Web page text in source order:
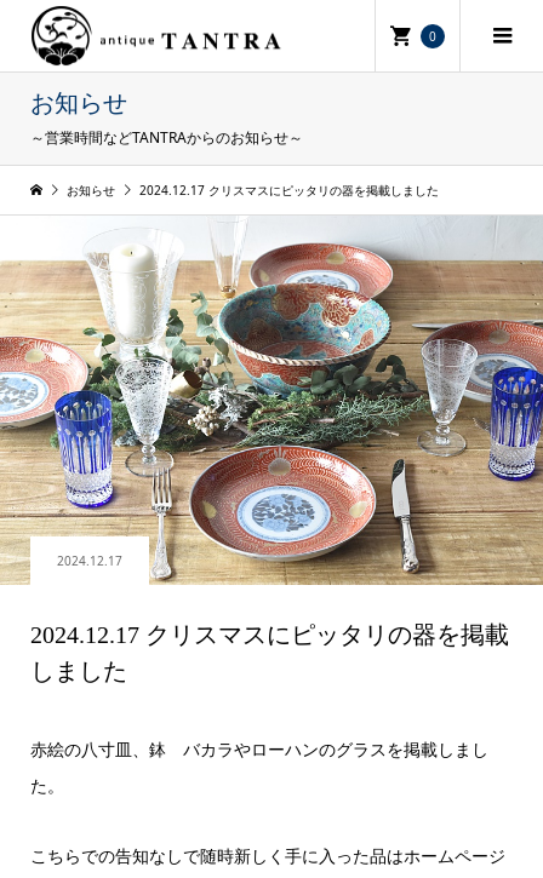
0
お知らせ
～営業時間などTANTRAからのお知らせ～
お知らせ 2024.12.17 クリスマスにピッタリの器を掲載しました
2024.12.17
2024.12.17 クリスマスにピッタリの器を掲載
しました
赤絵の八寸皿、鉢 バカラやローハンのグラスを掲載しまし
た。
こちらでの告知なしで随時新しく手に入った品はホームページ